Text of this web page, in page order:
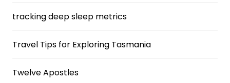
tracking deep sleep metrics
Travel Tips for Exploring Tasmania
Twelve Apostles